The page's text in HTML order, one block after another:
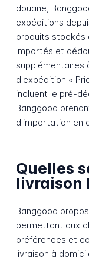
douane,
expéditions
produits stockés
importés et
supplémentaires
d'expédition «
incluent le pré-
Banggood
d'importation en
Quelles
livraison
Banggood
permettant aux
préférences et
livraison à